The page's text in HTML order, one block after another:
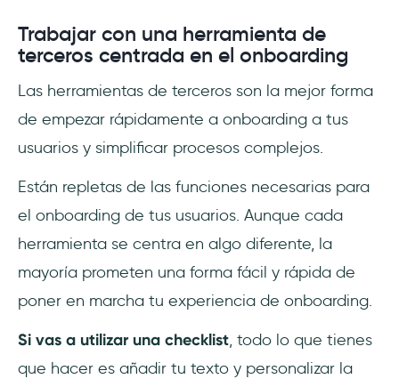
Trabajar con una herramienta de
terceros centrada en el onboarding
Las herramientas de terceros son la mejor forma
de empezar rápidamente a onboarding a tus
usuarios y simplificar procesos complejos.
Están repletas de las funciones necesarias para
el onboarding de tus usuarios. Aunque cada
herramienta se centra en algo diferente, la
mayoría prometen una forma fácil y rápida de
poner en marcha tu experiencia de onboarding.
Si vas a utilizar una checklist, todo lo que tienes
que hacer es añadir tu texto y personalizar la